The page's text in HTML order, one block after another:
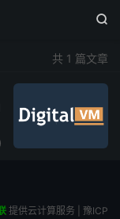

共 1 篇文章
)
提供云计算服务 | 豫ICP